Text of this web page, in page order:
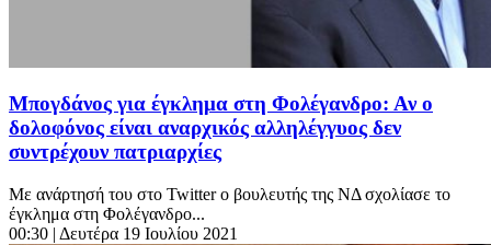
Μπογδάνος για έγκλημα στη Φολέγανδρο: Αν ο
δολοφόνος είναι αναρχικός αλληλέγγυος δεν
συντρέχουν πατριαρχίες
Με ανάρτησή του στο Twitter ο βουλευτής της ΝΔ σχολίασε το
έγκλημα στη Φολέγανδρο...
00:30 | Δευτέρα 19 Ιουλίου 2021